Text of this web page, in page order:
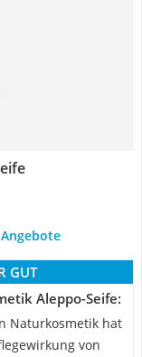
GUT
Aleppo-Seife:
Naturkosmetik hat
von